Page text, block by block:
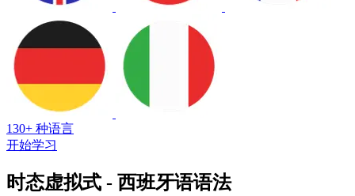
130+ 种语言
开始学习
时态虚拟式 - 西班牙语语法